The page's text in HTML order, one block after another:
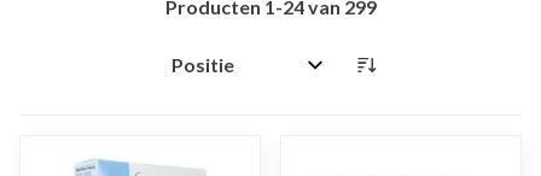
Producten 1-24van 299
Sorteer op: